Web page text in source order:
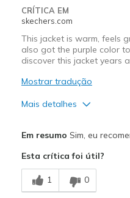
CRÍTICA EM
skechers.com
This jacket is warm, feels
also got the purple color
discover this jacket years
Mostrar tradução
Mais detalhes
Breathe Well
Comfortable
Em resumo Sim, eu
Esta crítica foi útil?
1 0